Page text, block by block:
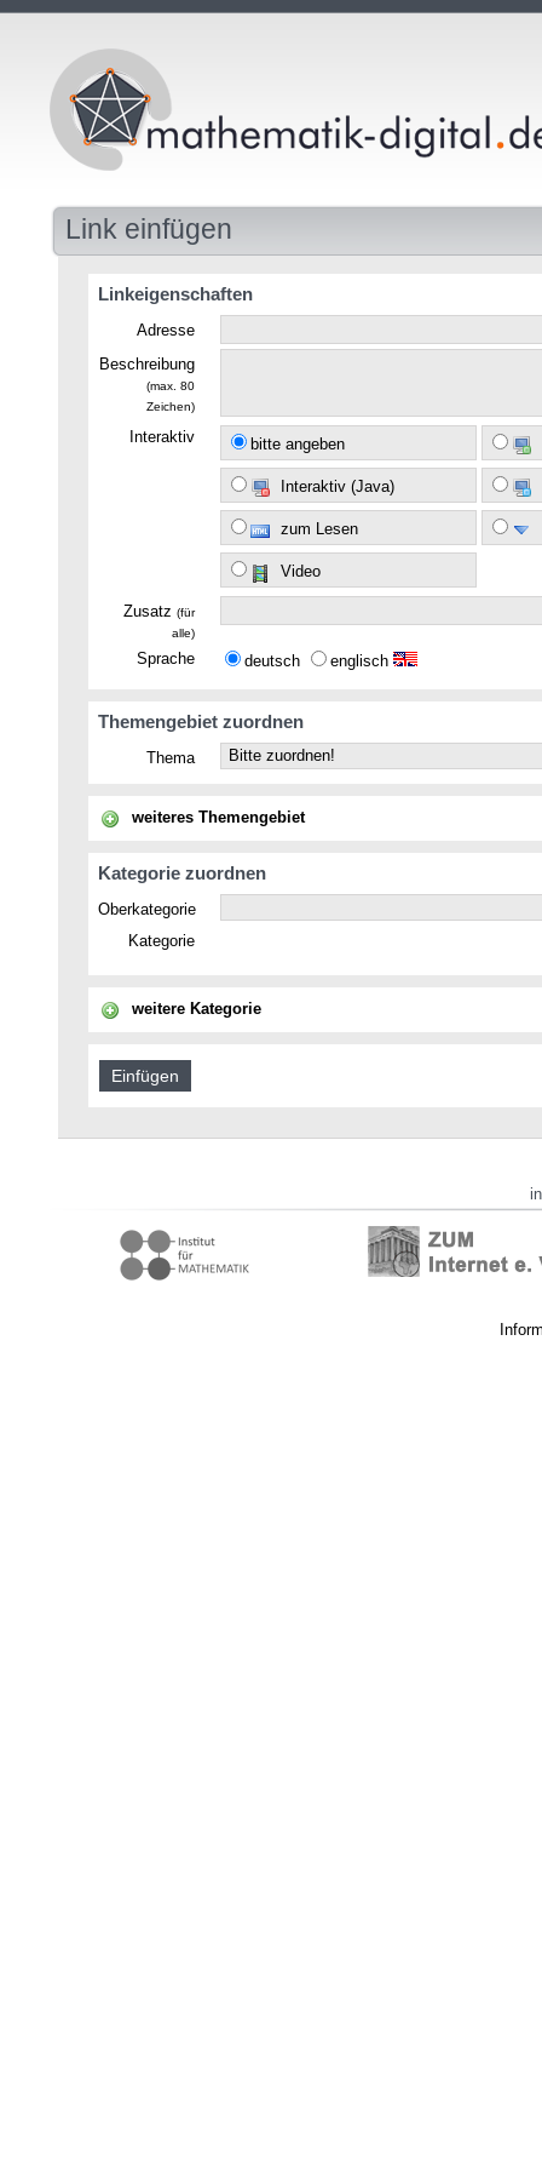
Link einfügen
Linkeigenschaften
Adresse
Beschreibung
(max. 80
Zeichen)
Interaktiv bitte angeben
Interaktiv (Java)
zum Lesen
Video
Zusatz (für
alle)
Sprache deutsch englisch
Themengebiet zuordnen
Thema
weiteres Themengebiet
Kategorie zuordnen
Oberkategorie
Kategorie
weitere Kategorie